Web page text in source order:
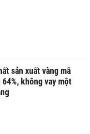
sản xuất vàng mã
không vay một